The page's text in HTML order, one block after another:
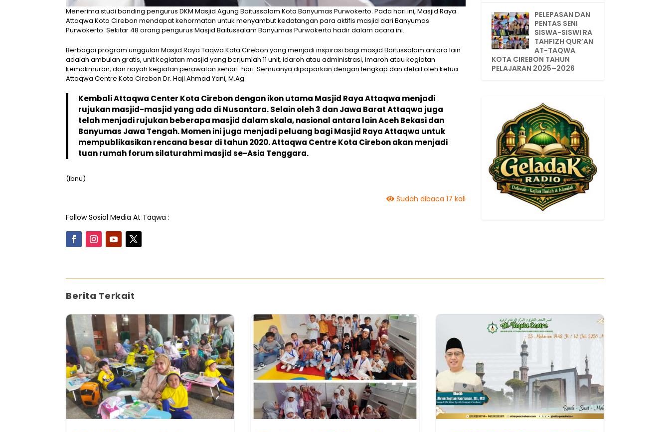
Menerima studi banding pengurus DKM Masjid Agung Baitussalam Kota Banyumas Purwokerto. Pada hari ini, Masjid Raya
Attaqwa Kota Cirebon mendapat kehormatan untuk menyambut kedatangan para aktifis masjid dari Banyumas
Purwokerto. Sekitar 48 orang pengurus Masjid Baitussalam Banyumas Purwokerto hadir dalam acara ini.
Berbagai program unggulan Masjid Raya Taqwa Kota Cirebon yang menjadi inspirasi bagi masjid Baitussalam antara lain
adalah ambulan gratis, unit kegiatan masjid yang berjumlah 11 unit, idaroh atau administrasi, imaroh atau kegiatan
kemakmuran, dan riayah kegiatan perawatan sehari-hari. Semuanya dipaparkan dengan lengkap dan detail oleh ketua
Attaqwa Centre Kota Cirebon Dr. Haji Ahmad Yani, M.Ag.
Kembali Attaqwa Center Kota Cirebon dengan ikon utama Masjid Raya Attaqwa menjadi
rujukan masjid-masjid yang ada di Nusantara. Selain oleh 3 dan Jawa Barat Attaqwa juga
telah menjadi rujukan beberapa masjid dalam skala, nasional antara lain Aceh Bekasi dan
Banyumas Jawa Tengah. Momen ini juga menjadi peluang bagi Masjid Raya Attaqwa untuk
mempublikasikan rencana besar di tahun 2020. Attaqwa Centre Kota Cirebon akan menjadi
tuan rumah forum silaturahmi masjid se-Asia Tenggara.
(Ibnu)
Sudah dibaca 17 kali
Follow Sosial Media At Taqwa :
PELEPASAN DAN
PENTAS SENI
SISWA-SISWI RA
TAHFIZH QUR’AN
AT-TAQWA
KOTA CIREBON TAHUN
PELAJARAN 2025–2026
Berita Terkait